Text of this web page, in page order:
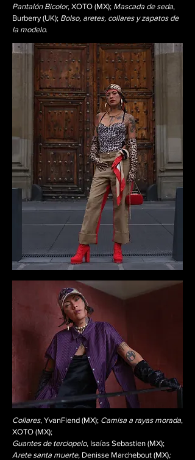
Pantalón Bicolor, XOTO (MX); Mascada de seda,
Burberry (UK); Bolso, aretes, collares y zapatos de
la modelo.
Collares, YvanFiend (MX); Camisa a rayas morada,
XOTO (MX);
Guantes de terciopelo, Isaías Sebastien (MX);
Arete santa muerte, Denisse Marchebout (MX);